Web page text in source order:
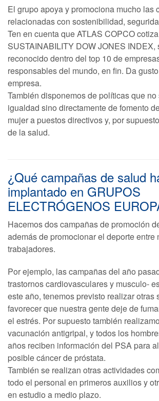
El grupo apoya y promociona mucho las
relacionadas con sostenibilidad,
Ten en cuenta que ATLAS COPCO
SUSTAINABILITY DOW JONES INDEX,
reconocido dentro del top 10 de
responsables del mundo, en fin. Da
empresa.
También disponemos de políticas que
igualdad sino directamente de fomento
mujer a puestos directivos y, por
de la salud.
¿Qué campañas de salud
implantado en GRUPOS
ELECTRÓGENOS
Hacemos dos campañas de promoción
además de promocionar el deporte entre
trabajadores.
Por ejemplo, las campañas del año
trastornos cardiovasculares y musculo-
este año, tenemos previsto realizar otras
favorecer que nuestra gente deje de
el estrés. Por supuesto también
vacunación antigripal, y todos los
años reciben información del PSA para
posible cáncer de próstata.
También se realizan otras actividades
todo el personal en primeros auxilios y
en estudio a medio plazo.